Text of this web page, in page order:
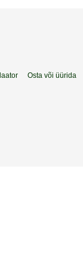
Osta või üürida